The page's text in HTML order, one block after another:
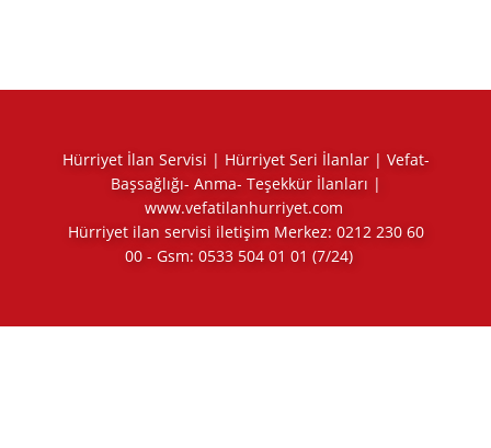
Hürriyet İlan Servisi | Hürriyet Seri İlanlar | Vefat-
Başsağlığı- Anma- Teşekkür İlanları |
www.vefatilanhurriyet.com
Hürriyet ilan servisi iletişim Merkez: 0212 230 60
00 - Gsm: 0533 504 01 01 (7/24)